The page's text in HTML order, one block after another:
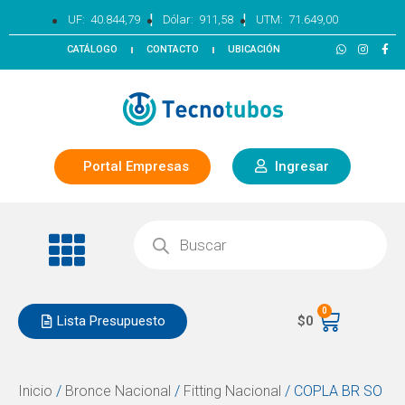
UF: 40.844,79 | Dólar: 911,58 | UTM: 71.649,00
CATÁLOGO CONTACTO UBICACIÓN
Portal Empresas Ingresar
Lista Presupuesto $0
0
Inicio / Bronce Nacional / Fitting Nacional / COPLA BR SO